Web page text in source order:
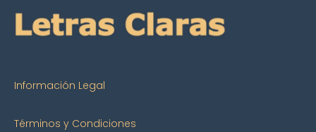
Información Legal
Términos y Condiciones